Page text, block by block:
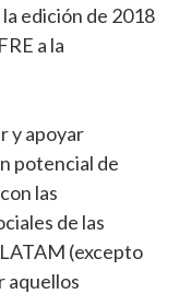
edición de 2018
a la
y apoyar
potencial de
las
de las
(excepto
aquellos